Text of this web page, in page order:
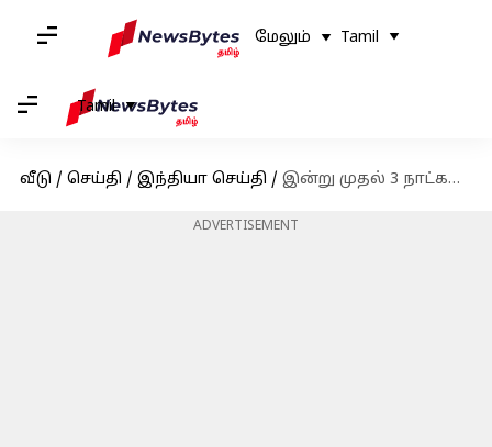
மேலும் Tamil
Tamil
வீடு / செய்தி / இந்தியா செய்தி / இன்று முதல் 3 நாட்களுக்கு பாஸ்போர்ட் சேவை இணையதளம் இயங்காது
ADVERTISEMENT